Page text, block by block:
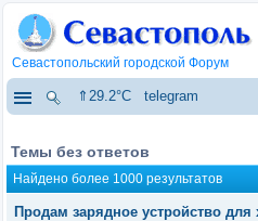
Севастопольский городской Форум
⇑29.2°C telegram
Темы без ответов
Найдено более 1000 результатов
Продам зарядное устройство для